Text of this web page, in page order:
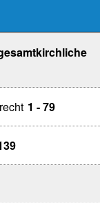
1 - 79